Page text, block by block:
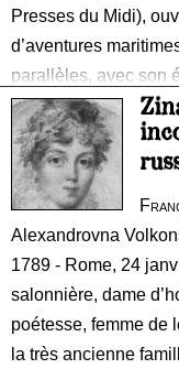
Presses du Midi),
d’aventures
parallèles, avec son
Pénicaud.
Livre monde dans
tour poétiques,
nombreuses
par la même soif que
de : « Chercheur
Alexandrovna
1789 - Rome, 24
salonnière, dame
poétesse, femme de
la très ancienne